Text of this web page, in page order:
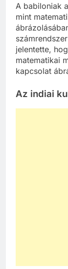
A babiloniak
mint
jelentette,
matematikai
kapcsolat
Az indiai